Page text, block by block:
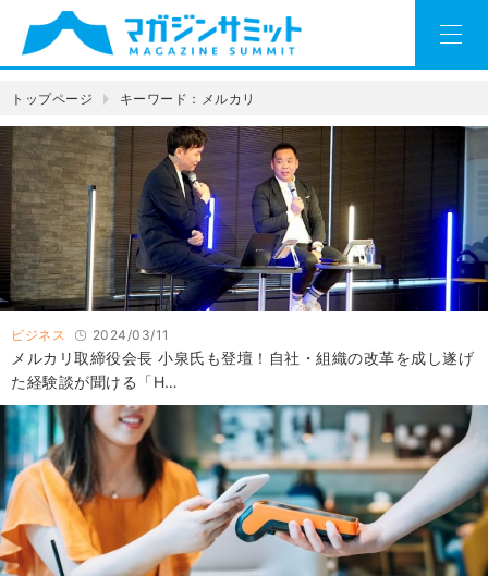
トップページ キーワード：メルカリ
ビジネス 2024/03/11
メルカリ取締役会長 小泉氏も登壇！自社・組織の改革を成し遂げ
た経験談が聞ける「H…